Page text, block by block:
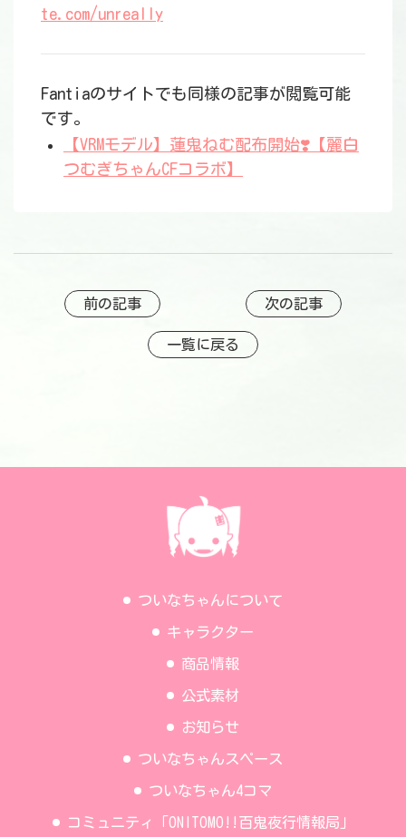
te.com/unreally
Fantiaのサイトでも同様の記事が閲覧可能
です。
【VRMモデル】蓮鬼ねむ配布開始❣️【麗白
つむぎちゃんCFコラボ】
前の記事 次の記事
一覧に戻る
ついなちゃんについて
キャラクター
商品情報
公式素材
お知らせ
ついなちゃんスペース
ついなちゃん4コマ
コミュニティ「ONITOMO!!百鬼夜行情報局」